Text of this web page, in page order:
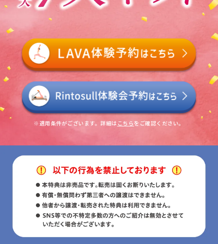
※適用条件がございます。詳細は こちら をご確認ください。